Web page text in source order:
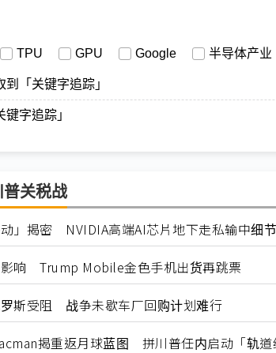
TPU GPU Google 半导体产业
到「关键字追踪」
字追踪」
普关税战
」揭密 NVIDIA高端AI芯片地下走私输中细节
响 Trump Mobile金色手机出货再跳票
斯受阻 战争未歇车厂回购计划难行
揭重返月球蓝图 拼川普任内启动「轨道